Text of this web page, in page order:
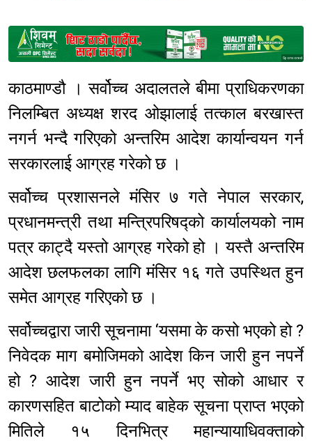
Sponsored
काठमाण्डौ । सर्वोच्च अदालतले बीमा प्राधिकरणका
निलम्बित अध्यक्ष शरद ओझालाई तत्काल बरखास्त
नगर्न भन्दै गरिएको अन्तरिम आदेश कार्यान्वयन गर्न
सरकारलाई आग्रह गरेको छ ।
सर्वोच्च प्रशासनले मंसिर ७ गते नेपाल सरकार,
प्रधानमन्त्री तथा मन्त्रिपरिषद्को कार्यालयको नाम
पत्र काट्दै यस्तो आग्रह गरेको हो । यस्तै अन्तरिम
आदेश छलफलका लागि मंसिर १६ गते उपस्थित हुन
समेत आग्रह गरिएको छ ।
सर्वोच्चद्वारा जारी सूचनामा ‘यसमा के कसो भएको हो ?
निवेदक माग बमोजिमको आदेश किन जारी हुन नपर्ने
हो ? आदेश जारी हुन नपर्ने भए सोको आधार र
कारणसहित बाटोको म्याद बाहेक सूचना प्राप्त भएको
मितिले १५ दिनभित्र महान्यायाधिवक्ताको